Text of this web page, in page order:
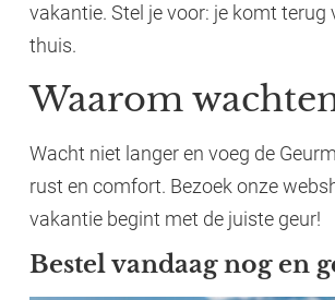
vakantie. Stel je voor: je komt
thuis.
Waarom
Wacht niet langer en voeg de
rust en comfort. Bezoek onze
vakantie begint met de juiste geur!
Bestel vandaag nog en